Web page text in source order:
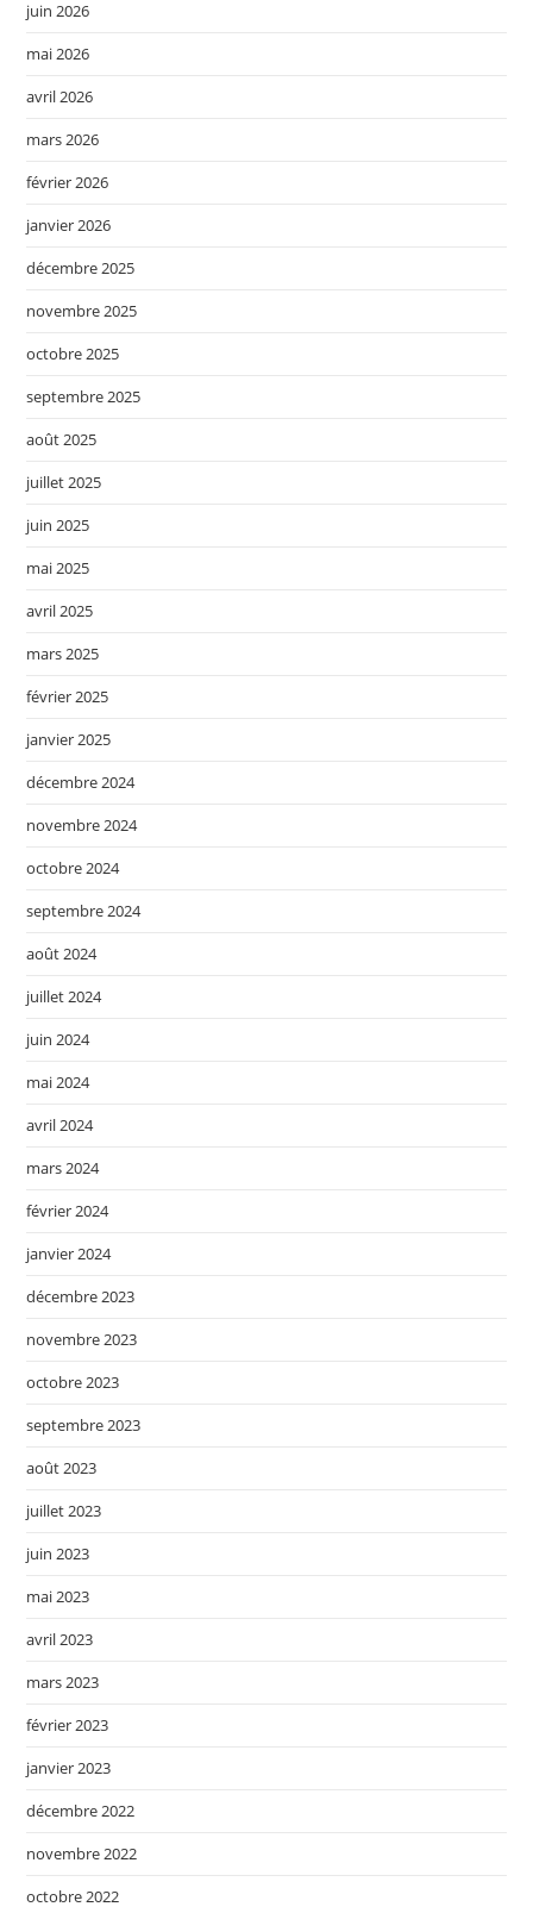
juin 2026
mai 2026
avril 2026
mars 2026
février 2026
janvier 2026
décembre 2025
novembre 2025
octobre 2025
septembre 2025
août 2025
juillet 2025
juin 2025
mai 2025
avril 2025
mars 2025
février 2025
janvier 2025
décembre 2024
novembre 2024
octobre 2024
septembre 2024
août 2024
juillet 2024
juin 2024
mai 2024
avril 2024
mars 2024
février 2024
janvier 2024
décembre 2023
novembre 2023
octobre 2023
septembre 2023
août 2023
juillet 2023
juin 2023
mai 2023
avril 2023
mars 2023
février 2023
janvier 2023
décembre 2022
novembre 2022
octobre 2022